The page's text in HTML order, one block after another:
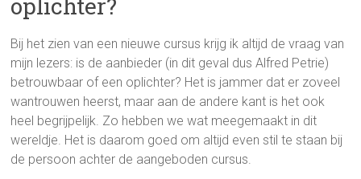
Bij het zien van een nieuwe cursus krijg ik altijd de vraag van
mijn lezers: is de aanbieder (in dit geval dus Alfred Petrie)
betrouwbaar of een oplichter? Het is jammer dat er zoveel
wantrouwen heerst, maar aan de andere kant is het ook
heel begrijpelijk. Zo hebben we wat meegemaakt in dit
wereldje. Het is daarom goed om altijd even stil te staan bij
de persoon achter de aangeboden cursus.